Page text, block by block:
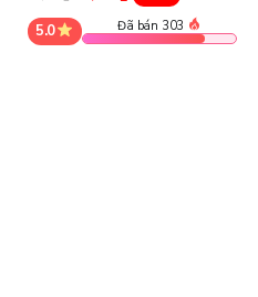
5.0 Đã bán 303